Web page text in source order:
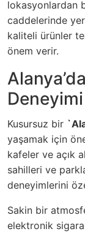
lokasyonlardan
caddelerinde
kaliteli ürünler
önem verir.
Deneyimi
Kusursuz bir
yaşamak için
kafeler ve açık
sahilleri ve
deneyimlerini
Sakin bir
elektronik